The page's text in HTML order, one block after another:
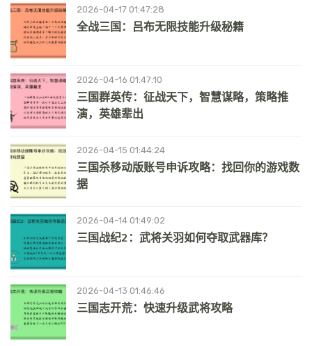
2026-04-17 01:47:28
全战三国：吕布无限技能升级秘籍
2026-04-16 01:47:10
三国群英传：征战天下，智慧谋略，策略推
演，英雄辈出
2026-04-15 01:44:24
三国杀移动版账号申诉攻略：找回你的游戏数
据
2026-04-14 01:49:02
三国战纪2：武将关羽如何夺取武器库？
2026-04-13 01:46:46
三国志开荒：快速升级武将攻略